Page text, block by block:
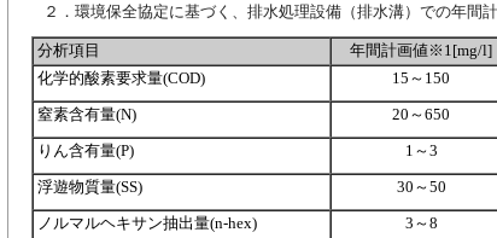
２．環境保全協定に基づく、排水処理設備（排水溝）での年間
分析項目 年間計画値※1[mg/l]
化学的酸素要求量(COD)
15～150
窒素含有量(N) 20～650
りん含有量(P) 1～3
浮遊物質量(SS) 30～50
ノルマルヘキサン抽出量(n-hex) 3～8